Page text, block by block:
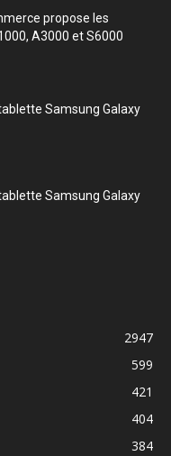
propose les
A3000 et S6000
Samsung Galaxy
Samsung Galaxy
2947
599
421
404
384